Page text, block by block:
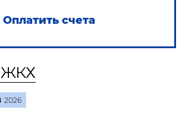
Оплатить счета
ЖКХ
2026